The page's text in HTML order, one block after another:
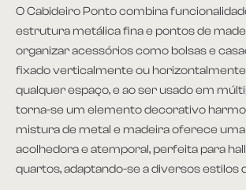
O Cabideiro Ponto combina
estrutura metálica fina e pontos de
organizar acessórios como bolsas e
fixado verticalmente ou
qualquer espaço, e ao ser usado em
torna-se um elemento decorativo
mistura de metal e madeira oferece
acolhedora e atemporal, perfeita para
quartos, adaptando-se a diversos estilos